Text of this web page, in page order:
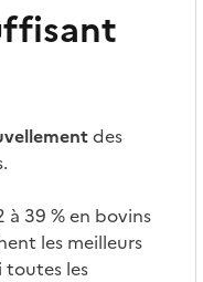
des
à 39 % en bovins
les meilleurs
toutes les